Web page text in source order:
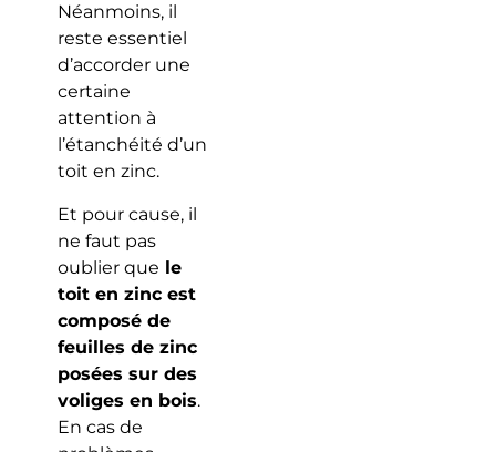
Néanmoins, il
reste essentiel
d’accorder une
certaine
attention à
l’étanchéité d’un
toit en zinc.
Et pour cause, il
ne faut pas
oublier que le
toit en zinc est
composé de
feuilles de zinc
posées sur des
voliges en bois.
En cas de